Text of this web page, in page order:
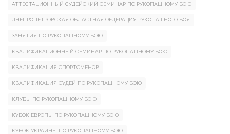
АТТЕСТАЦИОННЫЙ СУДЕЙСКИЙ СЕМИНАР ПО РУКОПАШНОМУ БОЮ
ДНЕПРОПЕТРОВСКАЯ ОБЛАСТНАЯ ФЕДЕРАЦИЯ РУКОПАШНОГО БОЯ
ЗАНЯТИЯ ПО РУКОПАШНОМУ БОЮ
КВАЛИФИКАЦИОННЫЙ СЕМИНАР ПО РУКОПАШНОМУ БОЮ
КВАЛИФИКАЦИЯ СПОРТСМЕНОВ
КВАЛИФИКАЦИЯ СУДЕЙ ПО РУКОПАШНОМУ БОЮ
КЛУБЫ ПО РУКОПАШНОМУ БОЮ
КУБОК ЕВРОПЫ ПО РУКОПАШНОМУ БОЮ
КУБОК УКРАИНЫ ПО РУКОПАШНОМУ БОЮ